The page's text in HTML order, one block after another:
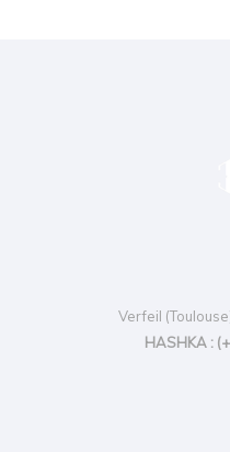
Verfeil
HASHKA :